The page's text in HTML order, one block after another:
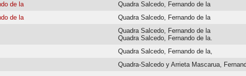
de la
Quadra Salcedo, Fernando de la
de la
Quadra Salcedo, Fernando de la
Quadra Salcedo, Fernando de la
Quadra Salcedo, Fernando de la.
Quadra Salcedo, Fernando de la,
Quadra-Salcedo y Arrieta Mascarua,